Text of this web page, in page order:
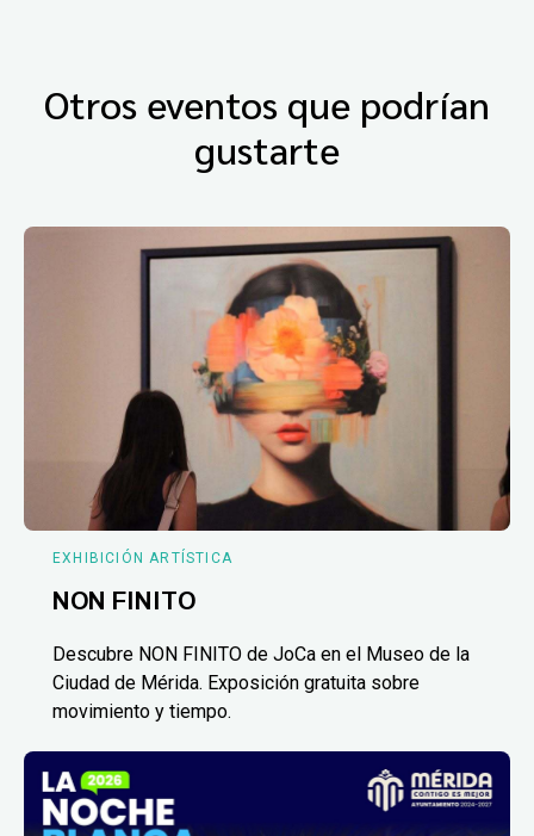
Otros eventos que podrían
gustarte
EXHIBICIÓN ARTÍSTICA
NON FINITO
Descubre NON FINITO de JoCa en el Museo de la
Ciudad de Mérida. Exposición gratuita sobre
movimiento y tiempo.